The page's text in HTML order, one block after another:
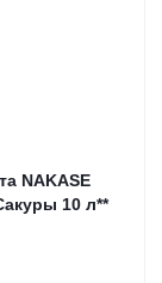
NAKASE
10 л**